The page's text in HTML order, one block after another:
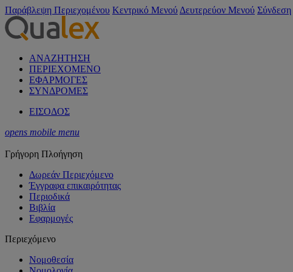
Παράβλεψη Περιεχομένου Κεντρικό Μενού Δευτερεύον Μενού Σύνδεση
ΑΝΑΖΗΤΗΣΗ
ΠΕΡΙΕΧΟΜΕΝΟ
ΕΦΑΡΜΟΓΕΣ
ΣΥΝΔΡΟΜΕΣ
ΕΙΣΟΔΟΣ
opens mobile menu
Γρήγορη Πλοήγηση
Δωρεάν Περιεχόμενο
Έγγραφα επικαιρότητας
Περιοδικά
Βιβλία
Εφαρμογές
Περιεχόμενο
Νομοθεσία